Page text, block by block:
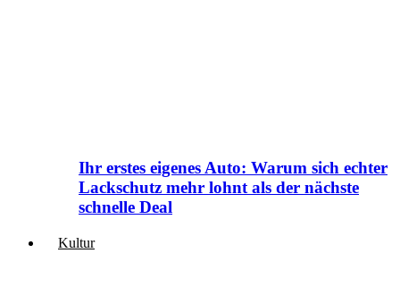
Ihr erstes eigenes Auto: Warum sich echter
Lackschutz mehr lohnt als der nächste
schnelle Deal
Kultur